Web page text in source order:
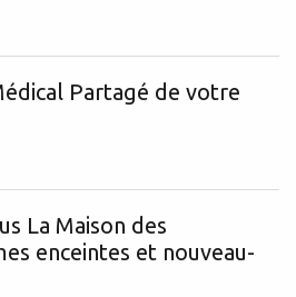
Partagé de votre
La Maison des
enceintes et nouveau-